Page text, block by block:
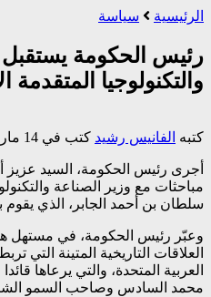
الرئيسية سياسة
رئيس الحكومة يستقبل
والتكنولوجيا المتقدمة
كتبه الفانيس رشيد كتب في 14 مارس 2022 - 4:13 م
أجرى رئيس الحكومة، السيد عزيز
مباحثات مع وزير الصناعة
سلطان بن أحمد الجابر، الذي يقوم
وعبّر رئيس الحكومة، في مستهل
العلاقات التاريخية المتينة التي
العربية المتحدة، والتي يرعاها
محمد السادس وصاحب السمو